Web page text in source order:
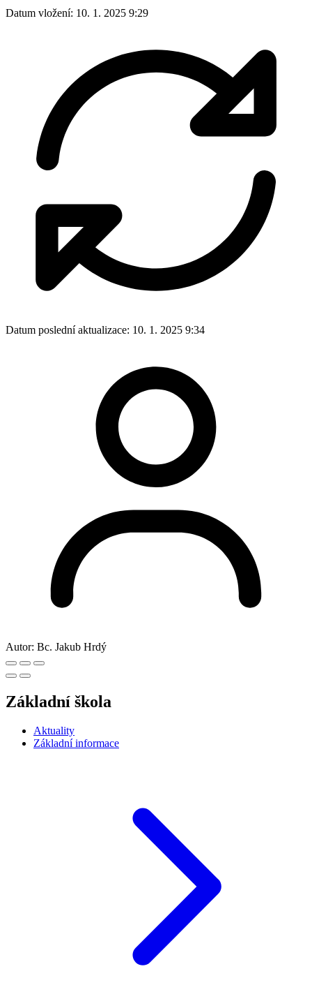
Datum vložení: 10. 1. 2025 9:29
Datum poslední aktualizace: 10. 1. 2025 9:34
Autor: Bc. Jakub Hrdý
Základní škola
Aktuality
Základní informace